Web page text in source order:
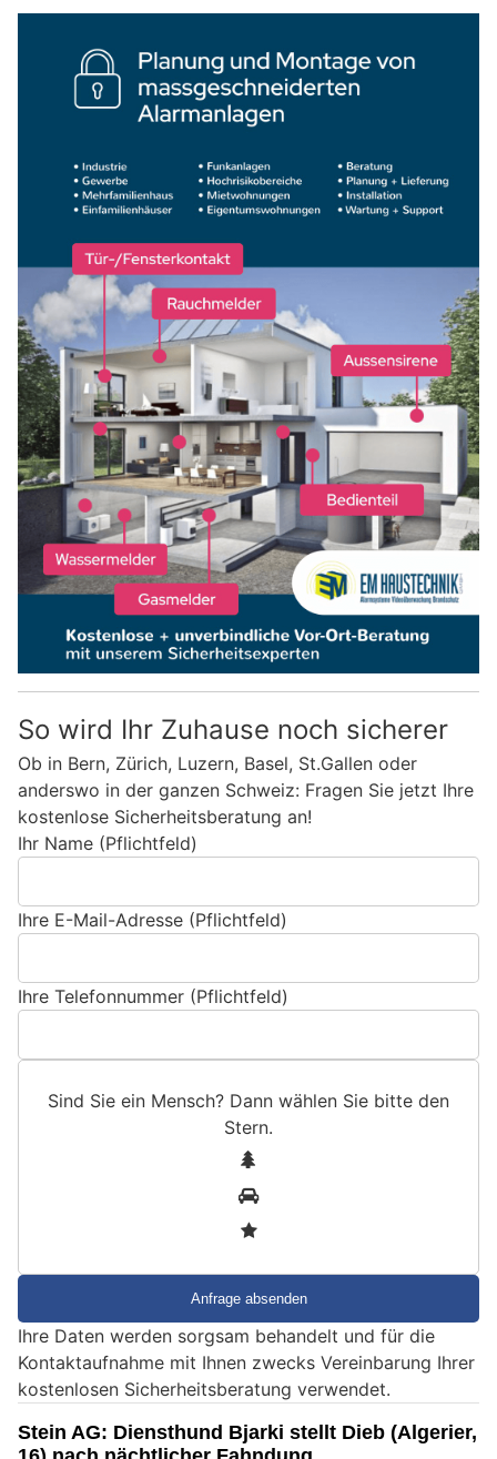
So wird Ihr Zuhause noch sicherer
Ob in Bern, Zürich, Luzern, Basel, St.Gallen oder
anderswo in der ganzen Schweiz: Fragen Sie jetzt Ihre
kostenlose Sicherheitsberatung an!
Ihr Name (Pflichtfeld)
Ihre E-Mail-Adresse (Pflichtfeld)
Ihre Telefonnummer (Pflichtfeld)
Sind Sie ein Mensch? Dann wählen Sie bitte den
Stern.
e
i
n
e
Ihre Daten werden sorgsam behandelt und für die
Kontaktaufnahme mit Ihnen zwecks Vereinbarung Ihrer
kostenlosen Sicherheitsberatung verwendet.
Stein AG: Diensthund Bjarki stellt Dieb (Algerier,